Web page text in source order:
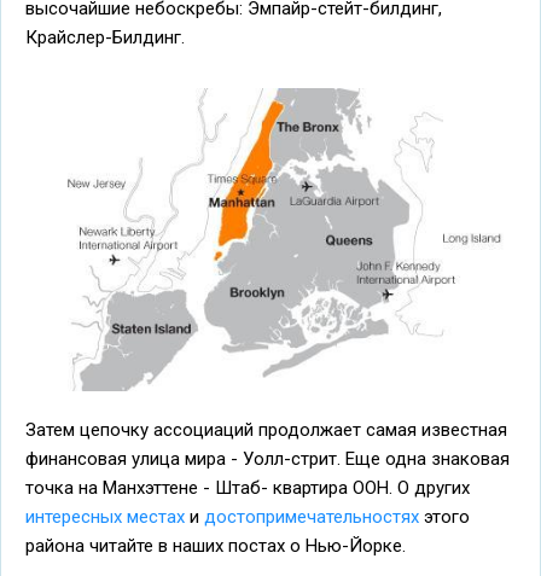
высочайшие небоскребы: Эмпайр-стейт-билдинг,
Крайслер-Билдинг.
Затем цепочку ассоциаций продолжает самая известная
финансовая улица мира - Уолл-стрит. Еще одна знаковая
точка на Манхэттене - Штаб- квартира ООН. О других
интересных местах и достопримечательностях этого
района читайте в наших постах о Нью-Йорке.